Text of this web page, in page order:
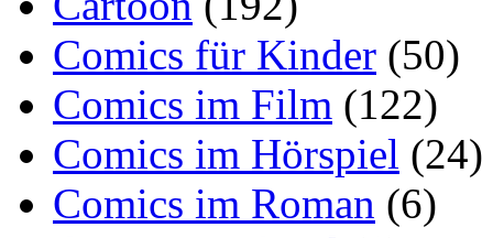
Comics für Kinder (50)
Comics im Film (122)
Comics im Hörspiel (24)
Comics im Roman (6)